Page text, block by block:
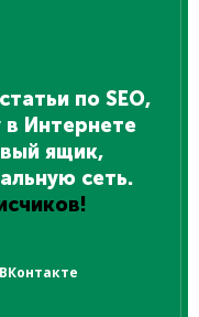
по SEO,
в Интернете
ящик,
сеть.
ВКонтакте